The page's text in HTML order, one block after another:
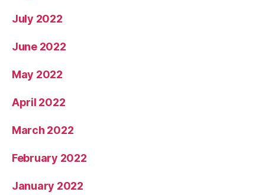
July 2022
June 2022
May 2022
April 2022
March 2022
February 2022
January 2022